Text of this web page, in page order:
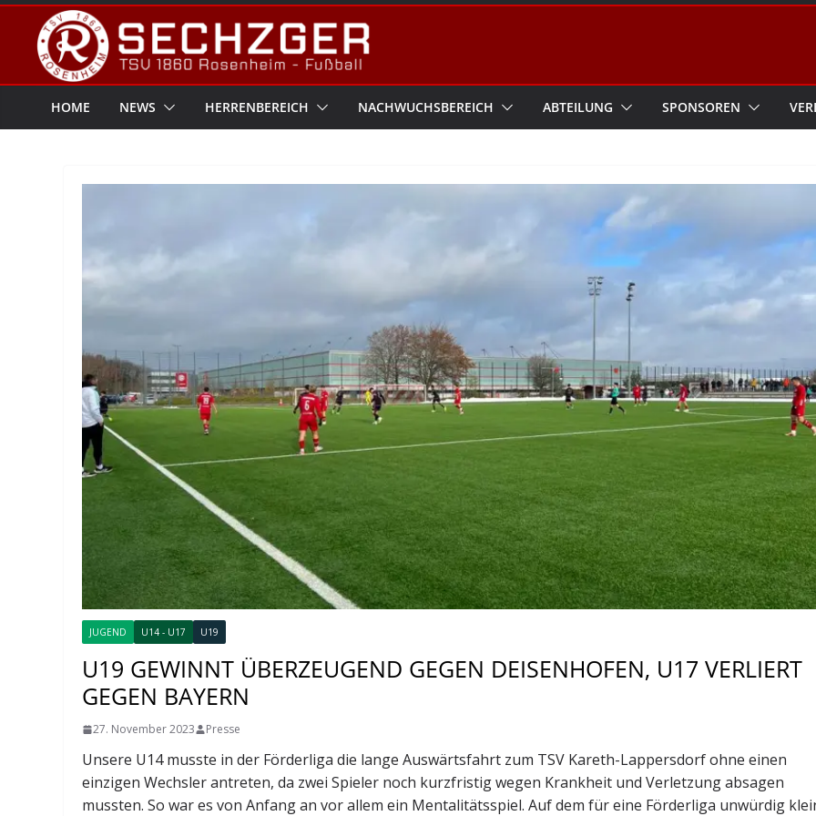
Zum
Inhalt
springen
HOME NEWS HERRENBEREICH NACHWUCHSBEREICH ABTEILUNG SPONSOREN
JUGEND U14 - U17 U19
U19 GEWINNT ÜBERZEUGEND GEGEN DEISENHOFEN, U17 VERLIERT
GEGEN BAYERN
27. November 2023 Presse
Unsere U14 musste in der Förderliga die lange Auswärtsfahrt zum TSV Kareth-Lappersdorf ohne einen
einzigen Wechsler antreten, da zwei Spieler noch kurzfristig wegen Krankheit und Verletzung absagen
mussten. So war es von Anfang an vor allem ein Mentalitätsspiel. Auf dem für eine Förderliga unwürdig